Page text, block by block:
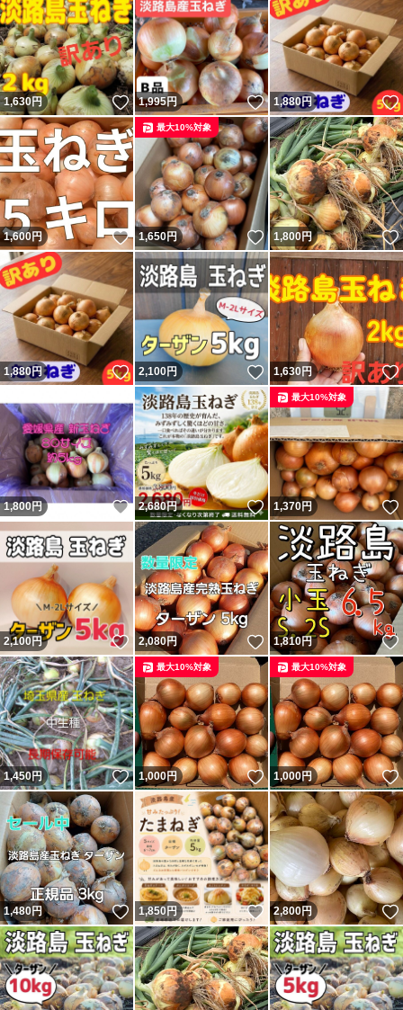
1,630円 いいね！
1,995円 いいね！
1,880円
1,600円 いいね！
1,650円 いいね！
最大10%対象
1,800円
1,880円 いいね！
2,100円 いいね！
1,630円
1,800円 いいね！
2,680円 いいね！
1,370円
最大10%対象
2,100円 いいね！
2,080円 いいね！
1,810円
1,450円 いいね！
1,000円 いいね！
最大10%対象
1,000円
最大10%対象
1,480円 いいね！
1,850 円 いいね！
2,800円